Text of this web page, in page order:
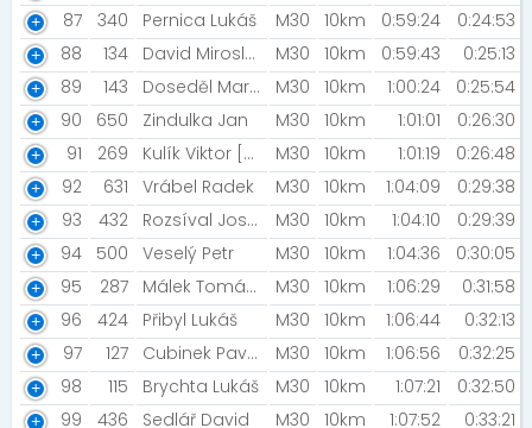
87
340 Pernica Lukáš M30 10km 0:59:24
0:24:53
88
134 David Miroslav [MEDI] M30 10km 0:59:43
0:25:13
89
143 Doseděl Marek M30 10km 1:00:24
0:25:54
90
650 Zindulka Jan M30 10km 1:01:01
0:26:30
91
269 Kulík Viktor [AVON - SALES SUPPORT] M30 10km 1:01:19
0:26:48
92
631 Vrábel Radek M30 10km 1:04:09
0:29:38
93
432 Rozsíval Josef M30 10km 1:04:10
0:29:39
94
500 Veselý Petr M30 10km 1:04:36
0:30:05
95
287 Málek Tomáš [Otrokovická Honírna] M30 10km 1:06:29
0:31:58
96
424 Přibyl Lukáš M30 10km 1:06:44
0:32:13
97
127 Cubinek Pavol M30 10km 1:06:56
0:32:25
98
115 Brychta Lukáš M30 10km 1:07:21
0:32:50
99
436 Sedlář David M30 10km 1:07:52 0:33:21